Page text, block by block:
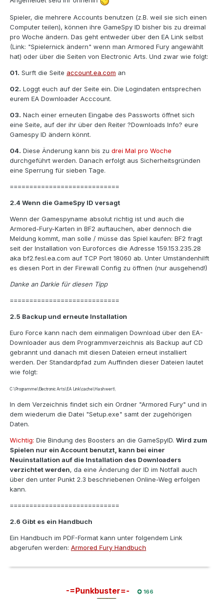
Spieler, die mehrere Accounts benutzen (z.B. weil sie sich einen
Computer teilen), können ihre GameSpy ID bisher bis zu dreimal
pro Woche ändern. Das geht entweder über den EA Link selbst
(Link: "Spielernick ändern" wenn man Armored Fury angewählt
hat) oder über die Seiten von Electronic Arts. Und zwar wie folgt:
01. Surft die Seite account.ea.com an
02. Loggt euch auf der Seite ein. Die Logindaten entsprechen
eurem EA Downloader Acccount.
03. Nach einer erneuten Eingabe des Passworts öffnet sich
eine Seite, auf der ihr über den Reiter ?Downloads Info? eure
Gamespy ID ändern könnt.
04. Diese Änderung kann bis zu drei Mal pro Woche
durchgeführt werden. Danach erfolgt aus Sicherheitsgründen
eine Sperrung für sieben Tage.
============================
2.4 Wenn die GameSpy ID versagt
Wenn der Gamespyname absolut richtig ist und auch die
Armored-Fury-Karten in BF2 auftauchen, aber dennoch die
Meldung kommt, man solle / müsse das Spiel kaufen: BF2 fragt
seit der Installation von Euroforces die Adresse 159.153.235.28
aka bf2.fesl.ea.com auf TCP Port 18060 ab. Unter Umständenhilft
es diesen Port in der Firewall Config zu öffnen (nur ausgehend!)
Danke an Darkie für diesen Tipp
============================
2.5 Backup und erneute Installation
Euro Force kann nach dem einmaligen Download über den EA-
Downloader aus dem Programmverzeichnis als Backup auf CD
gebrannt und danach mit diesen Dateien erneut installiert
werden. Der Standardpfad zum Auffinden dieser Dateien lautet
wie folgt:
C:\Programme\Electronic Arts\EA Link\cache\Hashwert\
In dem Verzeichnis findet sich ein Ordner "Armored Fury" und in
dem wiederum die Datei "Setup.exe" samt der zugehörigen
Daten.
Wichtig: Die Bindung des Boosters an die GameSpyID. Wird zum
Spielen nur ein Account benutzt, kann bei einer
Neuinstallation auf die Installation des Downloaders
verzichtet werden, da eine Änderung der ID im Notfall auch
über den unter Punkt 2.3 beschriebenen Online-Weg erfolgen
kann.
============================
2.6 Gibt es ein Handbuch
Ein Handbuch im PDF-Format kann unter folgendem Link
abgerufen werden: Armored Fury Handbuch
-=Punkbuster=- 166